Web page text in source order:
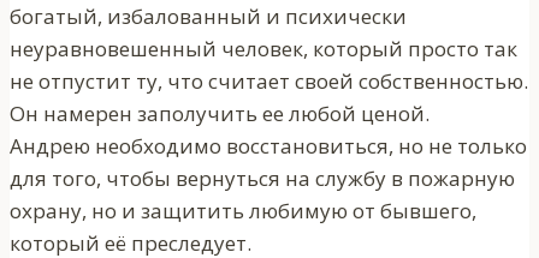
богатый, избалованный и психически
неуравновешенный человек, который просто так
не отпустит ту, что считает своей собственностью.
Он намерен заполучить ее любой ценой.
Андрею необходимо восстановиться, но не только
для того, чтобы вернуться на службу в пожарную
охрану, но и защитить любимую от бывшего,
который её преследует.